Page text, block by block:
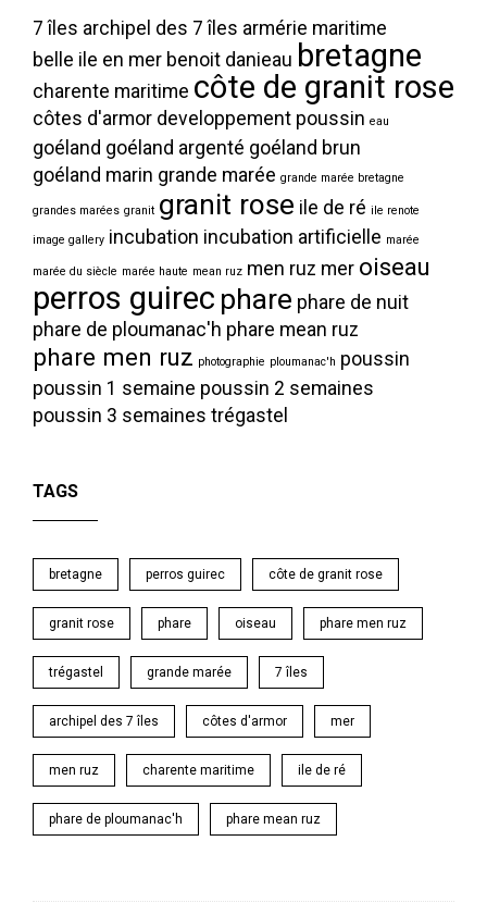
7 îles archipel des 7 îles armérie maritime
belle ile en mer benoit danieau bretagne
charente maritime côte de granit rose
côtes d'armor developpement poussin eau
goéland goéland argenté goéland brun
goéland marin grande marée grande marée bretagne
grandes marées granit granit rose ile de ré ile renote
image gallery incubation incubation artificielle marée
marée du siècle marée haute mean ruz men ruz mer oiseau
perros guirec phare phare de nuit
phare de ploumanac'h phare mean ruz
phare men ruz photographie ploumanac'h poussin
poussin 1 semaine poussin 2 semaines
poussin 3 semaines trégastel
TAGS
bretagne perros guirec côte de granit rose
granit rose phare oiseau phare men ruz
trégastel grande marée 7 îles
archipel des 7 îles côtes d'armor mer
men ruz charente maritime ile de ré
phare de ploumanac'h phare mean ruz